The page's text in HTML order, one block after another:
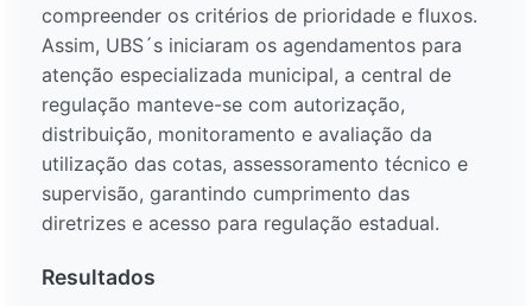
compreender os critérios de prioridade e fluxos.
Assim, UBS´s iniciaram os agendamentos para
atenção especializada municipal, a central de
regulação manteve-se com autorização,
distribuição, monitoramento e avaliação da
utilização das cotas, assessoramento técnico e
supervisão, garantindo cumprimento das
diretrizes e acesso para regulação estadual.
Resultados